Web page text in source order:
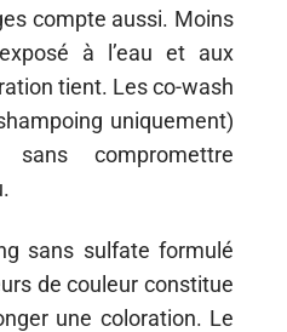
compte aussi. Moins
à l’eau et aux
tient. Les co-wash
uniquement)
sans compromettre
sans sulfate formulé
de couleur constitue
une coloration. Le